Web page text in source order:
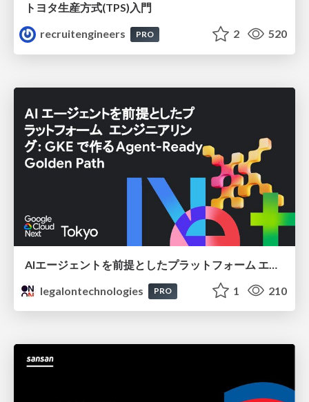
トヨタ⽣産⽅式(TPS)⼊⾨
recruitengineers
PRO 2 520
legalontechnologies
PRO 1 210